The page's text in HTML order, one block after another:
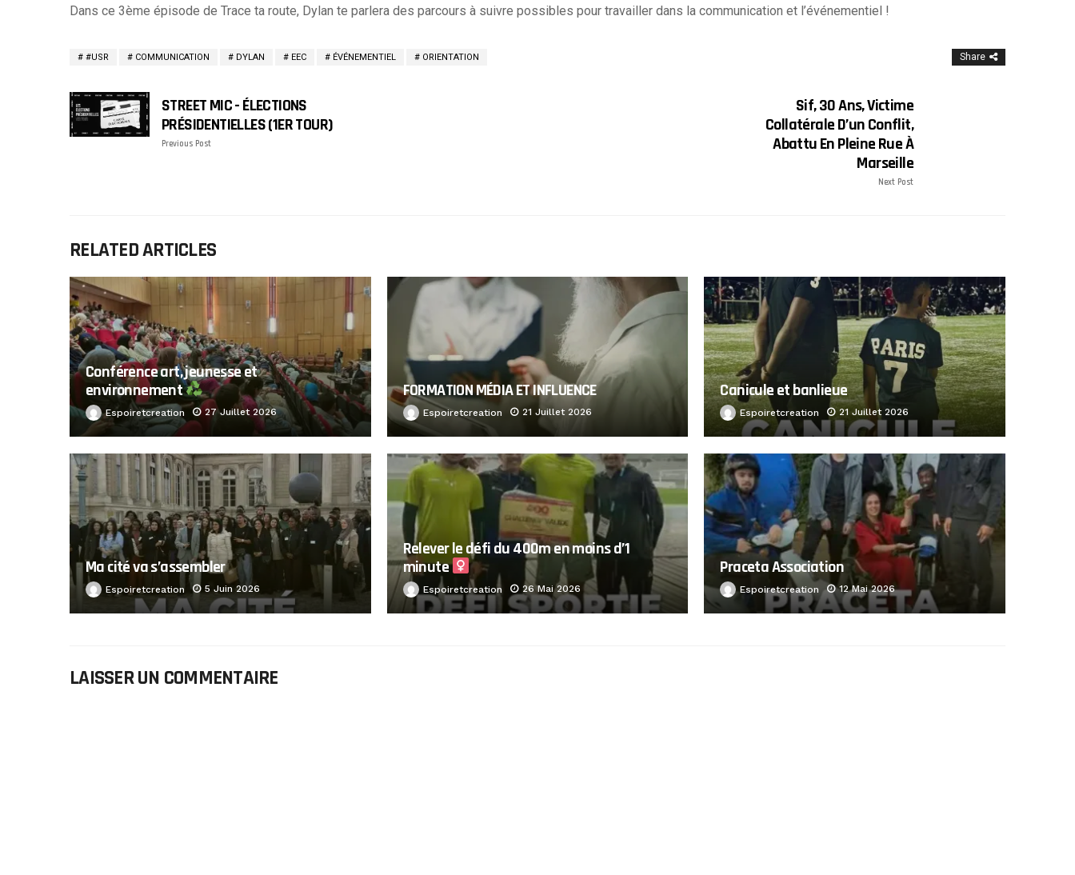
Dans ce 3ème épisode de Trace ta route, Dylan te parlera des parcours à suivre possibles pour travailler dans la communication et l’événementiel !
#USR COMMUNICATION DYLAN EEC ÉVÉNEMENTIEL ORIENTATION Share
STREET MIC - ÉLECTIONS
PRÉSIDENTIELLES (1ER TOUR)
Previous Post
Sif, 30 Ans, Victime
Collatérale D’un Conflit,
Abattu En Pleine Rue À
Marseille
Next Post
RELATED ARTICLES
Conférence art, jeunesse et
environnement
Espoiretcreation 27 Juillet 2026
FORMATION MÉDIA ET INFLUENCE
Espoiretcreation 21 Juillet 2026
Canicule et banlieue
Espoiretcreation 21 Juillet 2026
Ma cité va s’assembler
Espoiretcreation 5 Juin 2026
Relever le défi du 400m en moins d’1
minute ‍
Espoiretcreation 26 Mai 2026
Praceta Association
Espoiretcreation 12 Mai 2026
LAISSER UN COMMENTAIRE